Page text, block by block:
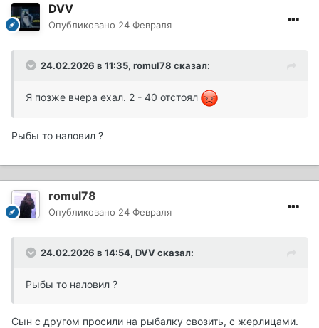
DVV
Опубликовано 24 Февраля
24.02.2026 в 11:35, romul78 сказал:
Я позже вчера ехал. 2 - 40 отстоял
Рыбы то наловил ?
romul78
Опубликовано 24 Февраля
24.02.2026 в 14:54, DVVсказал:
Рыбы то наловил ?
Сын с другом просили на рыбалку свозить, с жерлицами.